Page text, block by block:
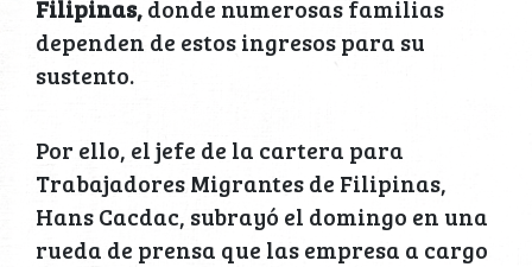
Filipinas,donde numerosas familias
dependen de estos ingresos para su
sustento.
Por ello, el jefe de la cartera para
Trabajadores Migrantes de Filipinas,
Hans Cacdac, subrayó el domingo en una
rueda de prensa que las empresa a cargo